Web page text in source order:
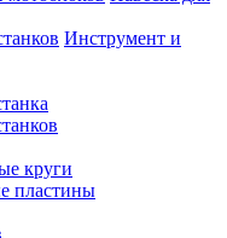
Инструмент и
круги
пластины